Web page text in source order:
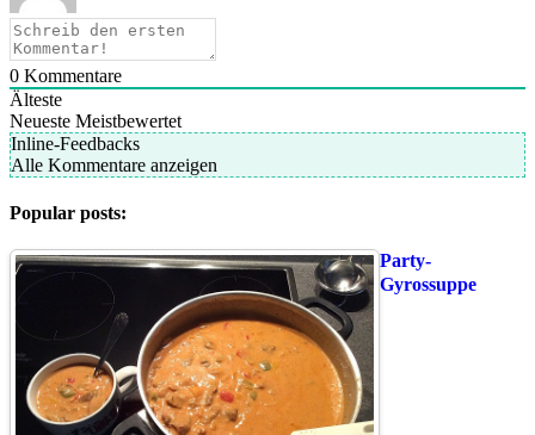
0 Kommentare
Älteste
Neueste Meistbewertet
Inline-Feedbacks
Alle Kommentare anzeigen
Popular posts:
Party-
Gyrossuppe